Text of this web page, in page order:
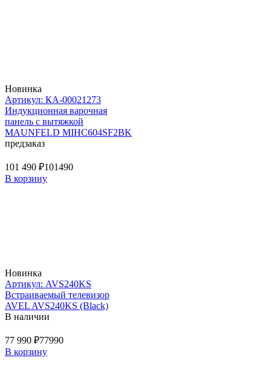
Новинка
Артикул: КА-00021273
Индукционная варочная
панель с вытяжкой
MAUNFELD MIHC604SF2BK
предзаказ
101 490 ₽101490
В корзину
Новинка
Артикул: AVS240KS
Встраиваемый телевизор
AVEL AVS240KS (Black)
В наличии
77 990 ₽77990
В корзину